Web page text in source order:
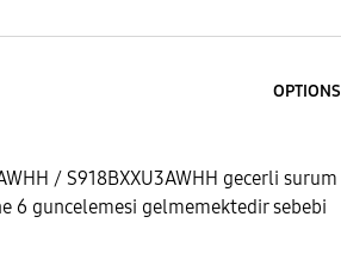
OPTIONS
/ S918BXXU3AWHH gecerli surum
6 guncelemesi gelmemektedir sebebi